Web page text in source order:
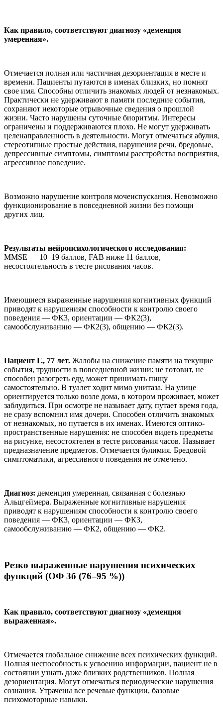
Как правило, соответствуют диагнозу «деменция
умеренная».
Отмечается полная или частичная дезориентация в месте и
времени. Пациенты путаются в именах близких, но помнят
свое имя. Способны отличить знакомых людей от незнакомых.
Практически не удерживают в памяти последние события,
сохраняют некоторые отрывочные сведения о прошлой
жизни. Часто нарушены суточные биоритмы. Интересы
ограничены и поддерживаются плохо. Не могут удерживать
целенаправленность в деятельности. Могут отмечаться абулия,
стереотипные простые действия, нарушения речи, бредовые,
депрессивные симптомы, симптомы расстройства восприятия,
агрессивное поведение.
Возможно нарушение контроля мочеиспускания. Невозможно
функционирование в повседневной жизни без помощи
других лиц.
Результаты нейропсихологического исследования:
MMSE — 10–19 баллов, FAB ниже 11 баллов,
несостоятельность в тесте рисования часов.
Имеющиеся выраженные нарушения когнитивных функций
приводят к нарушениям способности к контролю своего
поведения — ФК3, ориентации — ФК2(3),
самообслуживанию — ФК2(3), общению — ФК2(3).
Пациент Г., 77 лет. Жалобы на снижение памяти на текущие
события, трудности в повседневной жизни: не готовит, не
способен разогреть еду, может принимать пищу
самостоятельно. В туалет ходит мимо унитаза. На улице
ориентируется только возле дома, в котором проживает, может
заблудиться. При осмотре не называет дату, путает время года,
не сразу вспомнил имя дочери. Способен отличить знакомых
от незнакомых, но путается в их именах. Имеются оптико-
пространственные нарушения: не способен видеть предметы
на рисунке, несостоятелен в тесте рисования часов. Называет
предназначение предметов. Отмечается булимия. Бредовой
симптоматики, агрессивного поведения не отмечено.
Диагноз: деменция умеренная, связанная с болезнью
Альцгеймера. Выраженные когнитивные нарушения
приводят к нарушениям способности к контролю своего
поведения — ФК3, ориентации — ФК3,
самообслуживанию — ФК2, общению — ФК2.
Резко выраженные нарушения психических
функций (ОФ 3б (76–95 %))
Как правило, соответствуют диагнозу «деменция
выраженная».
Отмечается глобальное снижение всех психических функций.
Полная неспособность к усвоению информации, пациент не в
состоянии узнать даже близких родственников. Полная
дезориентация. Могут отмечаться периодические нарушения
сознания. Утрачены все речевые функции, базовые
психомоторные навыки.